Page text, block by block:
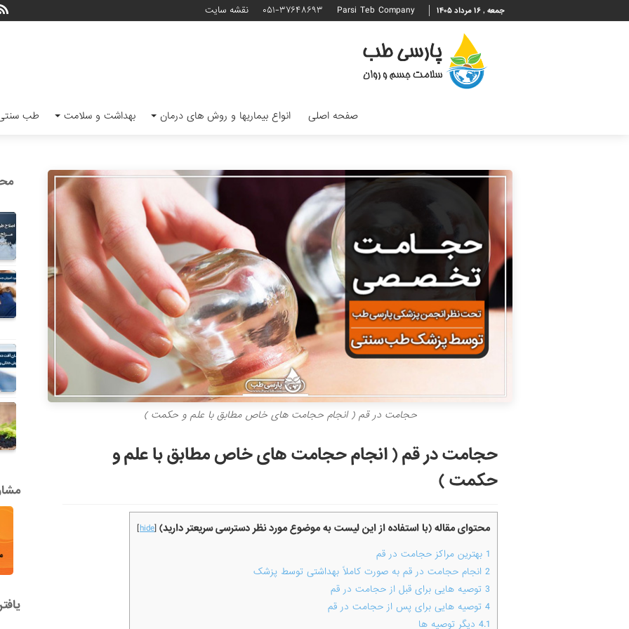
جمعه , ۱۶ مرداد ۱۴۰۵ Parsi Teb Company ۰۵۱-۳۷۶۴۸۶۹۳ نقشه سایت
صفحه اصلی انواع بیماریها و روش های درمان بهداشت و سلامت طب
حجامت در قم ( انجام حجامت های خاص مطابق با علم و حکمت )
حجامت در قم ( انجام حجامت های خاص مطابق با علم و
حکمت )
محتوای مقاله (با استفاده از این لیست به موضوع مورد نظر دسترسی سریعتر دارید) [
hide
]
1 بهترین مراکز حجامت در قم
2 انجام حجامت در قم به صورت کاملاً بهداشتی توسط پزشک
3 توصیه هایی برای قبل از حجامت در قم
4 توصیه هایی برای پس از حجامت در قم
4.1 دیگر توصیه ها